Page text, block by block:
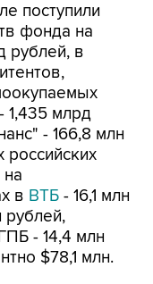
поступили
фонда на
рублей, в
1,435 млрд
- 166,8 млн
в ВТБ - 16,1 млн
рублей,
- 14,4 млн
$78,1 млн.